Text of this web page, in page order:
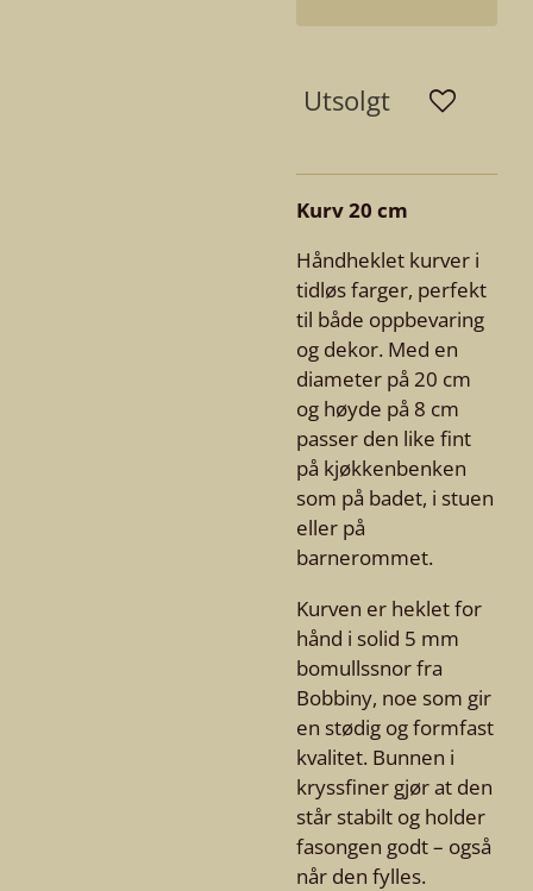
Utsolgt
Kurv 20 cm
Håndheklet kurver i
tidløs farger, perfekt
til både oppbevaring
og dekor. Med en
diameter på 20 cm
og høyde på 8 cm
passer den like fint
på kjøkkenbenken
som på badet, i stuen
eller på
barnerommet.
Kurven er heklet for
hånd i solid 5 mm
bomullssnor fra
Bobbiny, noe som gir
en stødig og formfast
kvalitet. Bunnen i
kryssfiner gjør at den
står stabilt og holder
fasongen godt – også
når den fylles.